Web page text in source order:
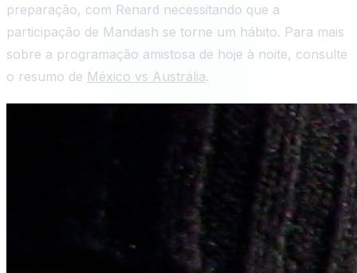
preparação, com Renard necessitando que a
participação de Mandash se torne um hábito. Para mais
sobre a programação amistosa de hoje à noite, consulte
o resumo de México vs Austrália.